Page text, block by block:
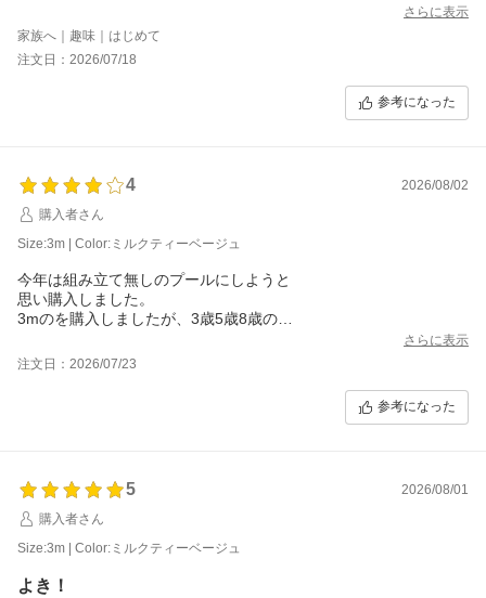
専用のカバーがあればより良い！
さらに表示
家族へ｜趣味｜はじめて
注文日：2026/07/18
参考になった
4
2026/08/02
購入者さん
Size:3m | Color:ミルクティーベージュ
今年は組み立て無しのプールにしようと
思い購入しました。
3mのを購入しましたが、3歳5歳8歳の
なると小さい気がします。
プール自体はしっかりしていて、膨らませる
さらに表示
注文日：2026/07/23
参考になった
5
2026/08/01
購入者さん
Size:3m | Color:ミルクティーベージュ
よき！